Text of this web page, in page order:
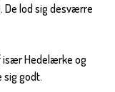
De lod sig desværre
især Hedelærke og
sig godt.